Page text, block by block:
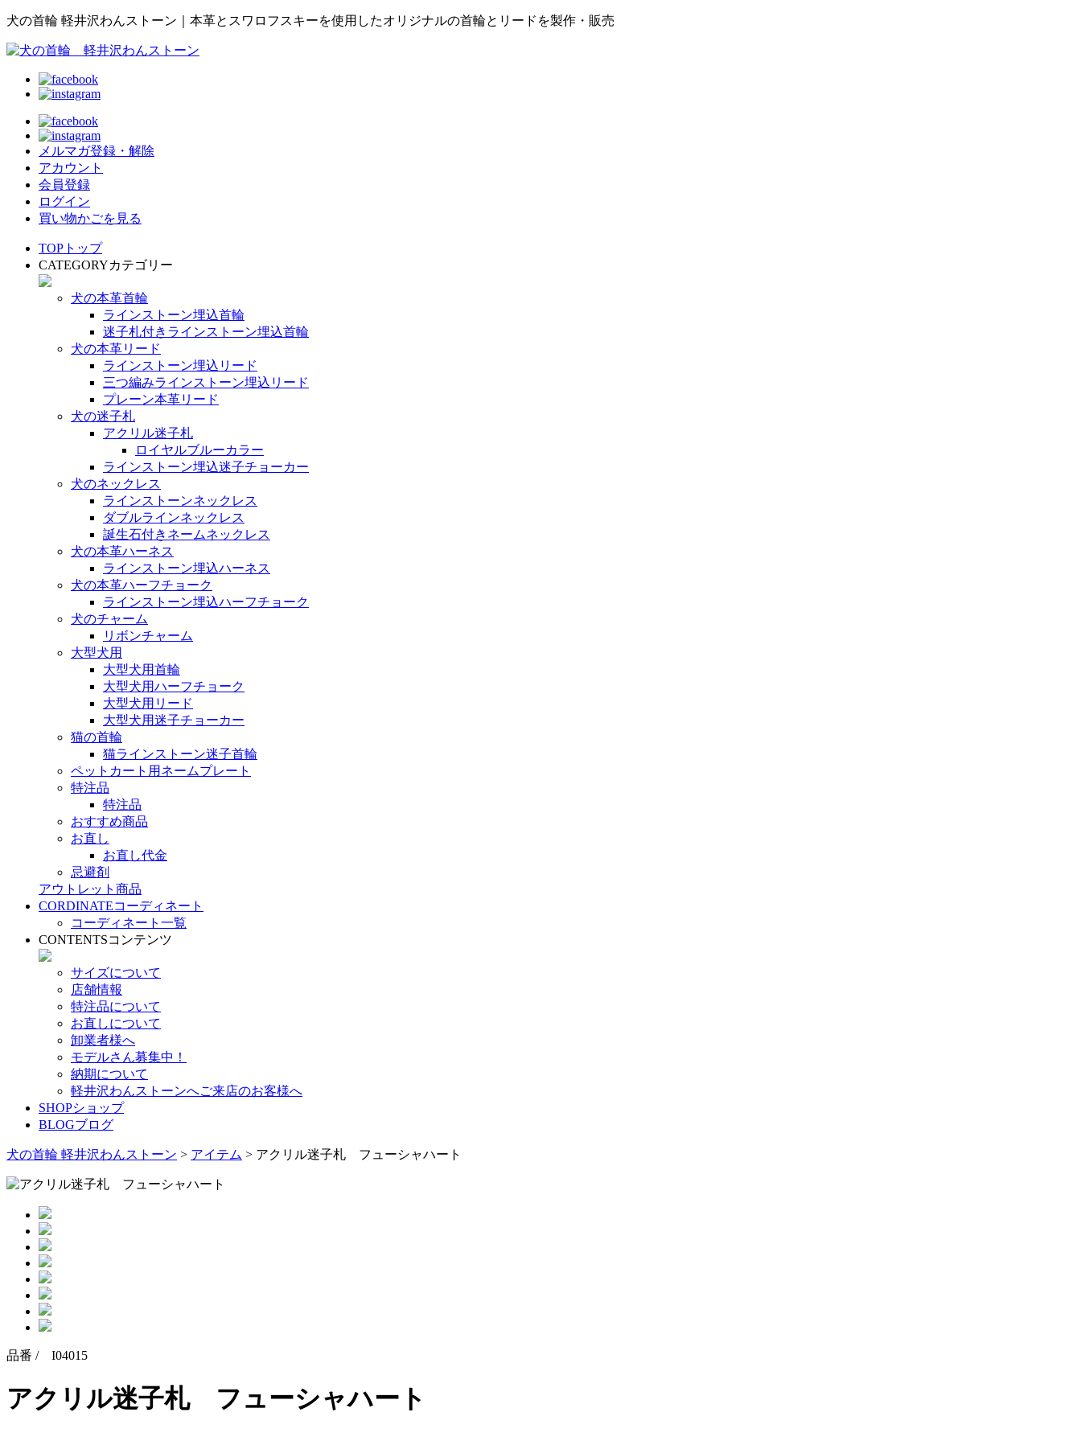
犬の首輪 軽井沢わんストーン｜本革とスワロフスキーを使用したオリジナルの首輪とリードを製作・販売
メルマガ登録・解除
アカウント
会員登録
ログイン
買い物かごを見る
TOP トップ
CATEGORYカテゴリー
犬の本革首輪
ラインストーン埋込首輪
迷子札付きラインストーン埋込首輪
犬の本革リード
ラインストーン埋込リード
三つ編みラインストーン埋込リード
プレーン本革リード
犬の迷子札
アクリル迷子札
ロイヤルブルーカラー
ラインストーン埋込迷子チョーカー
犬のネックレス
ラインストーンネックレス
ダブルラインネックレス
誕生石付きネームネックレス
犬の本革ハーネス
ラインストーン埋込ハーネス
犬の本革ハーフチョーク
ラインストーン埋込ハーフチョーク
犬のチャーム
リボンチャーム
大型犬用
大型犬用首輪
大型犬用ハーフチョーク
大型犬用リード
大型犬用迷子チョーカー
猫の首輪
猫ラインストーン迷子首輪
ペットカート用ネームプレート
特注品
特注品
おすすめ商品
お直し
お直し代金
忌避剤
アウトレット商品
CORDINATEコーディネート
コーディネート一覧
CONTENTSコンテンツ
サイズについて
店舗情報
特注品について
お直しについて
卸業者様へ
モデルさん募集中！
納期について
軽井沢わんストーンへご来店のお客様へ
SHOPショップ
BLOGブログ
犬の首輪 軽井沢わんストーン > アイテム > アクリル迷子札 フューシャハート
品番 / I04015
アクリル迷子札 フューシャハート